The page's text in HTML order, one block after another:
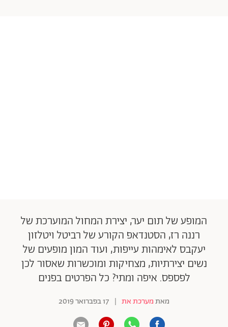
המופע של תום יער, יצירת המחול המוערכת של
רננה רז, הסטנדאפ הקורע של רביטל ויטלזון
יעקבס לאימהות עייפות, ועוד המון מופעים של
נשים יצירתיות, מצחיקות ומוכשרות שאסור לכן
לפספס. איפה ומתי? כל הפרטים בפנים
מאתמערכת את | 17 בפברואר 2019